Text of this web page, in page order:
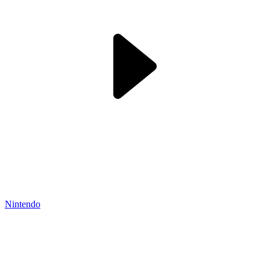
Nintendo